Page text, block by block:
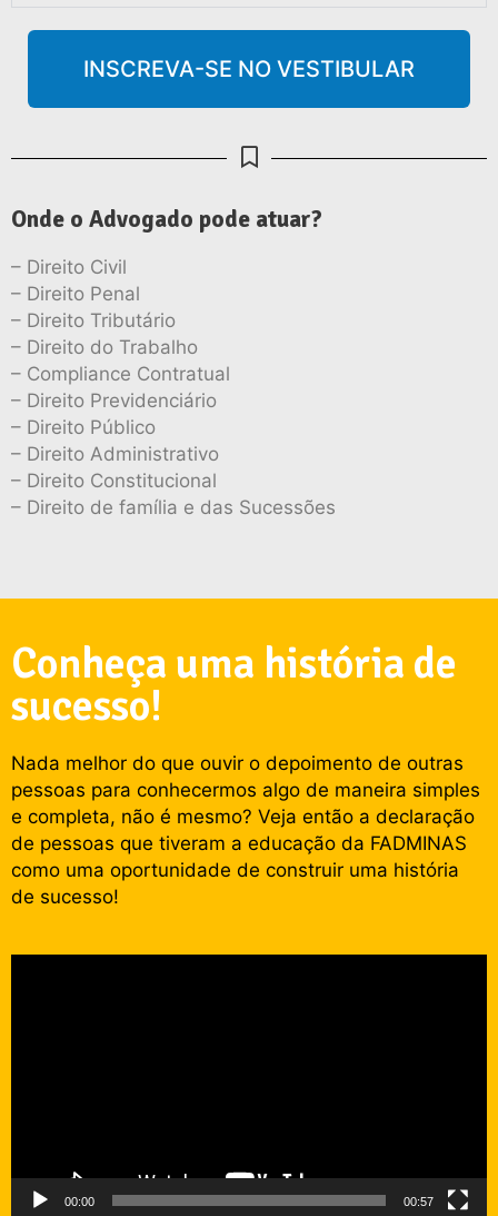
INSCREVA-SE NO VESTIBULAR
Onde o Advogado pode atuar?
– Direito Civil
– Direito Penal
– Direito Tributário
– Direito do Trabalho
– Compliance Contratual
– Direito Previdenciário
– Direito Público
– Direito Administrativo
– Direito Constitucional
– Direito de família e das Sucessões
Conheça uma história de
sucesso!
Nada melhor do que ouvir o depoimento de outras
pessoas para conhecermos algo de maneira simples
e completa, não é mesmo? Veja então a declaração
de pessoas que tiveram a educação da FADMINAS
como uma oportunidade de construir uma história
de sucesso!
00:00 00:57